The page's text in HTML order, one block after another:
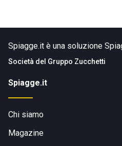
Spiagge.it è una soluzione
Società del Gruppo Zucchetti
Spiagge.it
Chi siamo
Magazine